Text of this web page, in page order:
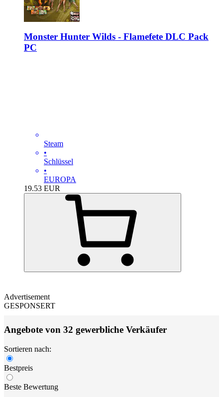
Monster Hunter Wilds - Flamefete DLC Pack
PC
Steam
•
Schlüssel
•
EUROPA
19.53 EUR
Advertisement
GESPONSERT
Angebote von 32 gewerbliche Verkäufer
Sortieren nach:
Bestpreis
Beste Bewertung